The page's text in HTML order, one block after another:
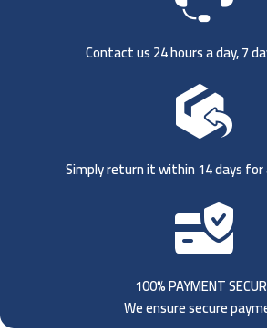
Contact us 24 hours a day, 7
Simply return it within 14 days for
100% PAYMENT
We ensure secure